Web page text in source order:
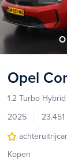
dodehoek detectie
cruise
Opel
1.2 Turbo Hybrid
2025
23.451
Kopen